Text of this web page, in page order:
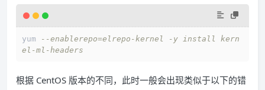
yum
--enablerepo=elrepo-kernel -y install kern
el-ml-headers
根据 CentOS 版本的不同，此时一般会出现类似于以下的错